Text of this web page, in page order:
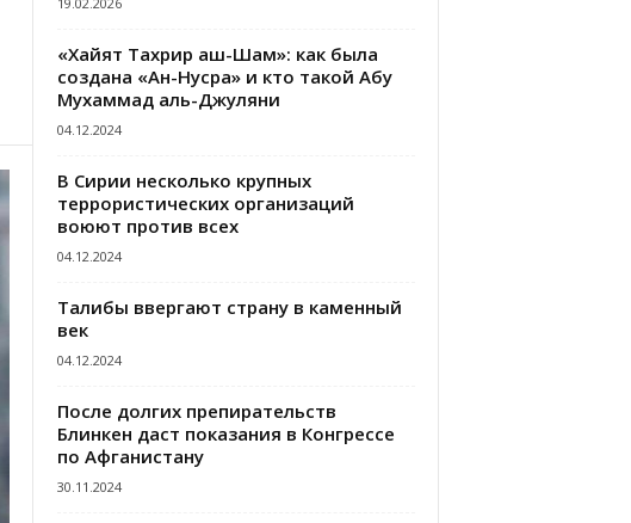
«Хайят Тахрир аш-Шам»: как была
создана «Ан-Нусра» и кто такой Абу
Мухаммад аль-Джуляни
04.12.2024
В Сирии несколько крупных
террористических организаций
воюют против всех
04.12.2024
Талибы ввергают страну в каменный
век
04.12.2024
После долгих препирательств
Блинкен даст показания в Конгрессе
по Афганистану
30.11.2024